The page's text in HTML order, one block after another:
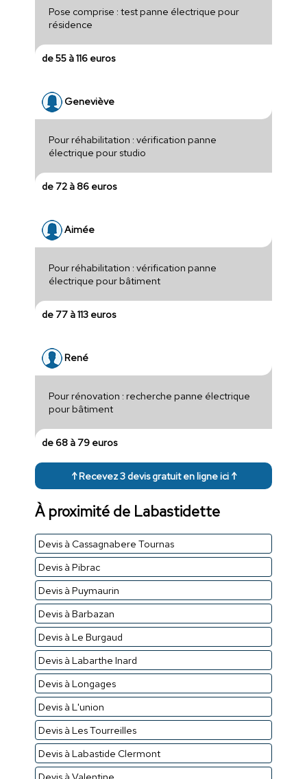
Pose comprise : test panne électrique pour
résidence
de 55 à 116 euros
Geneviève
Pour réhabilitation : vérification panne
électrique pour studio
de 72 à 86 euros
Aimée
Pour réhabilitation : vérification panne
électrique pour bâtiment
de 77 à 113 euros
René
Pour rénovation : recherche panne électrique
pour bâtiment
de 68 à 79 euros
↑ Recevez 3 devis gratuit en ligne ici ↑
À proximité de Labastidette
Devis à Cassagnabere Tournas
Devis à Pibrac
Devis à Puymaurin
Devis à Barbazan
Devis à Le Burgaud
Devis à Labarthe Inard
Devis à Longages
Devis à L'union
Devis à Les Tourreilles
Devis à Labastide Clermont